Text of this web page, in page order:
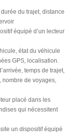
du trajet, distance
équipé d’un lecteur
état du véhicule
GPS, localisation.
temps de trajet,
nombre de voyages,
placé dans les
qui nécessitent
un dispositif équipé